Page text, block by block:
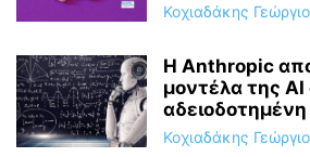
Κοχιαδάκης
Η Anthropic
μοντέλα της
Κοχιαδάκης